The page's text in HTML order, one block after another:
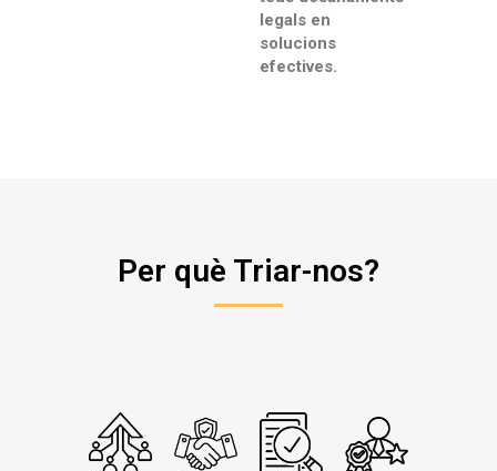
legals en
solucions
efectives.
Per què Triar-nos?